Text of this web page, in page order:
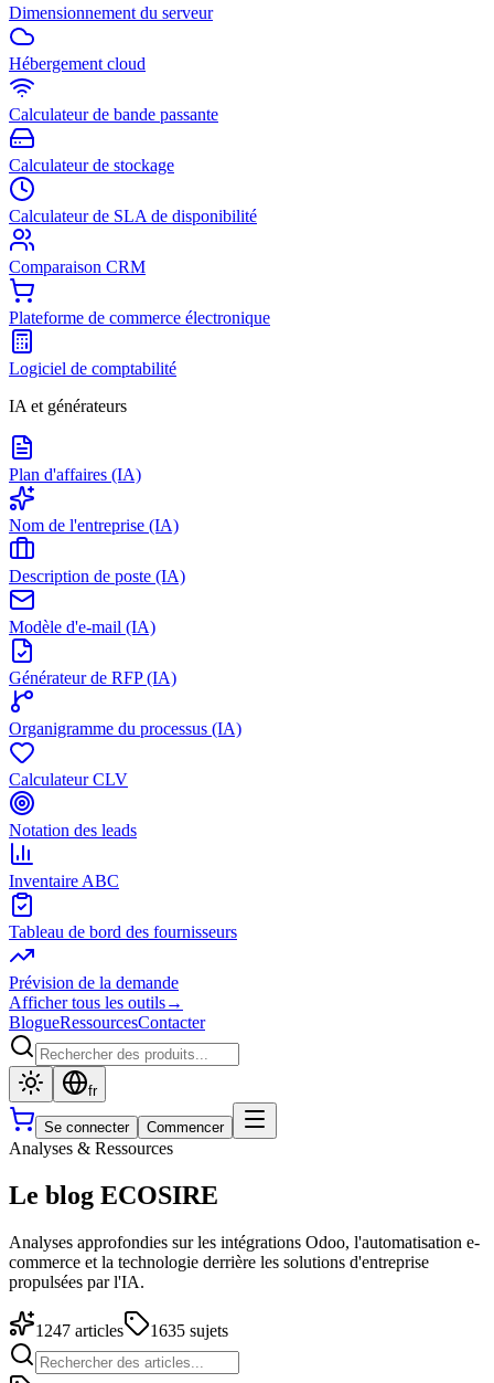
Dimensionnement du serveur
Hébergement cloud
Calculateur de bande passante
Calculateur de stockage
Calculateur de SLA de disponibilité
Comparaison CRM
Plateforme de commerce électronique
Logiciel de comptabilité
IA et générateurs
Plan d'affaires (IA)
Nom de l'entreprise (IA)
Description de poste (IA)
Modèle d'e-mail (IA)
Générateur de RFP (IA)
Organigramme du processus (IA)
Calculateur CLV
Notation des leads
Inventaire ABC
Tableau de bord des fournisseurs
Prévision de la demande
Afficher tous les outils→
BlogueRessourcesContacter
fr
Se connecter Commencer
Analyses & Ressources
Le blog ECOSIRE
Analyses approfondies sur les intégrations Odoo, l'automatisation e-
commerce et la technologie derrière les solutions d'entreprise
propulsées par l'IA.
1247 articles 1635 sujets